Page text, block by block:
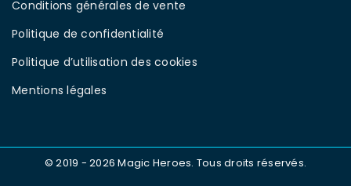
Conditions générales de vente
Politique de confidentialité
Politique d’utilisation des cookies
Mentions légales
© 2019 - 2026 Magic Heroes. Tous droits réservés.